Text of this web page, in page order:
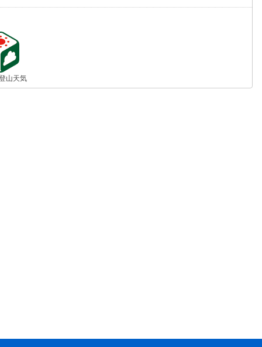
山天気